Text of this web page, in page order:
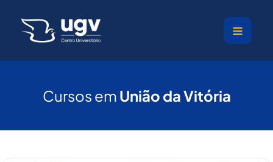
Cursos em União da Vitória